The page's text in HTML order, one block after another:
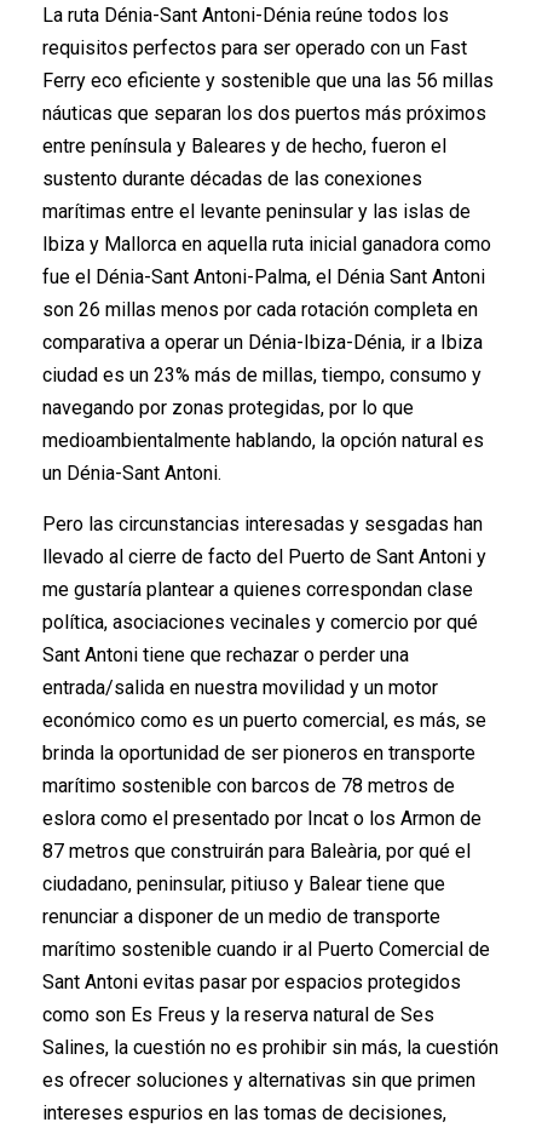
La ruta Dénia-Sant Antoni-Dénia reúne todos los
requisitos perfectos para ser operado con un Fast
Ferry eco eficiente y sostenible que una las 56 millas
náuticas que separan los dos puertos más próximos
entre península y Baleares y de hecho, fueron el
sustento durante décadas de las conexiones
marítimas entre el levante peninsular y las islas de
Ibiza y Mallorca en aquella ruta inicial ganadora como
fue el Dénia-Sant Antoni-Palma, el Dénia Sant Antoni
son 26 millas menos por cada rotación completa en
comparativa a operar un Dénia-Ibiza-Dénia, ir a Ibiza
ciudad es un 23% más de millas, tiempo, consumo y
navegando por zonas protegidas, por lo que
medioambientalmente hablando, la opción natural es
un Dénia-Sant Antoni.
Pero las circunstancias interesadas y sesgadas han
llevado al cierre de facto del Puerto de Sant Antoni y
me gustaría plantear a quienes correspondan clase
política, asociaciones vecinales y comercio por qué
Sant Antoni tiene que rechazar o perder una
entrada/salida en nuestra movilidad y un motor
económico como es un puerto comercial, es más, se
brinda la oportunidad de ser pioneros en transporte
marítimo sostenible con barcos de 78 metros de
eslora como el presentado por Incat o los Armon de
87 metros que construirán para Baleària, por qué el
ciudadano, peninsular, pitiuso y Balear tiene que
renunciar a disponer de un medio de transporte
marítimo sostenible cuando ir al Puerto Comercial de
Sant Antoni evitas pasar por espacios protegidos
como son Es Freus y la reserva natural de Ses
Salines, la cuestión no es prohibir sin más, la cuestión
es ofrecer soluciones y alternativas sin que primen
intereses espurios en las tomas de decisiones,